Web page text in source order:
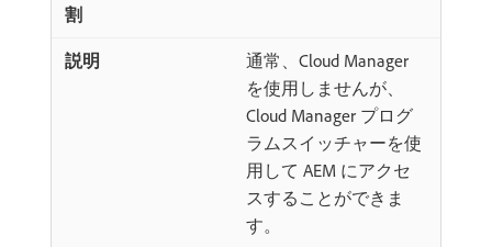
通常、Cloud Manager
を使用しませんが、
Cloud Manager プログ
ラムスイッチャーを使
用して AEM にアクセ
スすることができま
す。